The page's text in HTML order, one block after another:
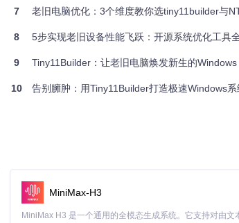
7 老旧电脑优化：3个维度教你选tiny11builder与NT Lite，
8 5步实现老旧设备性能飞跃：开源系统优化工具
9 Tiny11Builder：让老旧电脑焕发新生的Windows
10 告别臃肿：用Tiny11Builder打造极速Windows
MiniMax-H3